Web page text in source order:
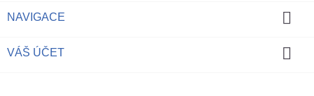
NAVIGACE 
VÁŠ ÚČET 